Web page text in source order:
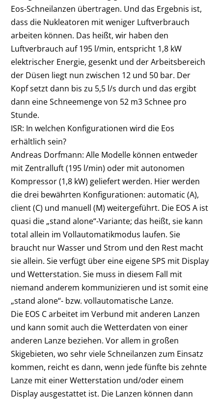
Eos-Schneilanzen übertragen. Und das Ergebnis ist,
dass die Nukleatoren mit weniger Luftverbrauch
arbeiten können. Das heißt, wir haben den
Luftverbrauch auf 195 l/min, entspricht 1,8 kW
elektrischer Energie, gesenkt und der Arbeitsbereich
der Düsen liegt nun zwischen 12 und 50 bar. Der
Kopf setzt dann bis zu 5,5 l/s durch und das ergibt
dann eine Schneemenge von 52 m3 Schnee pro
Stunde.
ISR: In welchen Konfigurationen wird die Eos
erhältlich sein?
Andreas Dorfmann:Alle Modelle können entweder
mit Zentralluft (195 l/min) oder mit autonomen
Kompressor (1,8 kW) geliefert werden. Hier werden
die drei bewährten Konfigurationen: automatic (A),
client (C) und manuell (M) weitergeführt. Die EOS A ist
quasi die „stand alone“-Variante; das heißt, sie kann
total allein im Vollautomatikmodus laufen. Sie
braucht nur Wasser und Strom und den Rest macht
sie allein. Sie verfügt über eine eigene SPS mit Display
und Wetterstation. Sie muss in diesem Fall mit
niemand anderem kommunizieren und ist somit eine
„stand alone“- bzw. vollautomatische Lanze.
Die EOS C arbeitet im Verbund mit anderen Lanzen
und kann somit auch die Wetterdaten von einer
anderen Lanze beziehen. Vor allem in großen
Skigebieten, wo sehr viele Schneilanzen zum Einsatz
kommen, reicht es dann, wenn jede fünfte bis zehnte
Lanze mit einer Wetterstation und/oder einem
Display ausgestattet ist. Die Lanzen können dann